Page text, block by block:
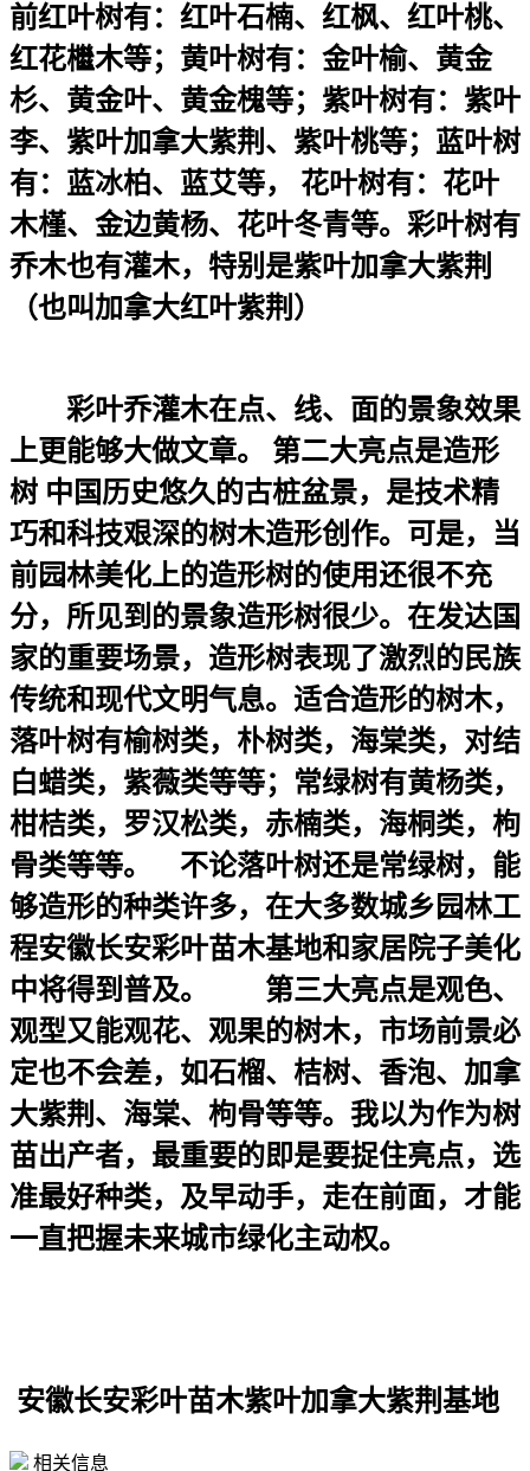
前红叶树有：红叶石楠、红枫、红叶桃、
红花檵木等；黄叶树有：金叶榆、黄金
杉、黄金叶、黄金槐等；紫叶树有：紫叶
李、紫叶加拿大紫荆、紫叶桃等；蓝叶树
有：蓝冰柏、蓝艾等， 花叶树有：花叶
木槿、金边黄杨、花叶冬青等。彩叶树有
乔木也有灌木，特别是紫叶加拿大紫荆
（也叫加拿大红叶紫荆）
彩叶乔灌木在点、线、面的景象效果
上更能够大做文章。 第二大亮点是造形
树 中国历史悠久的古桩盆景，是技术精
巧和科技艰深的树木造形创作。可是，当
前园林美化上的造形树的使用还很不充
分，所见到的景象造形树很少。在发达国
家的重要场景，造形树表现了激烈的民族
传统和现代文明气息。适合造形的树木，
落叶树有榆树类，朴树类，海棠类，对结
白蜡类，紫薇类等等；常绿树有黄杨类，
柑桔类，罗汉松类，赤楠类，海桐类，枸
骨类等等。 不论落叶树还是常绿树，能
够造形的种类许多，在大多数城乡园林工
程安徽长安彩叶苗木基地和家居院子美化
中将得到普及。 第三大亮点是观色、
观型又能观花、观果的树木，市场前景必
定也不会差，如石榴、桔树、香泡、加拿
大紫荆、海棠、枸骨等等。我以为作为树
苗出产者，最重要的即是要捉住亮点，选
准最好种类，及早动手，走在前面，才能
一直把握未来城市绿化主动权。
安徽长安彩叶苗木紫叶加拿大紫荆基地
相关信息